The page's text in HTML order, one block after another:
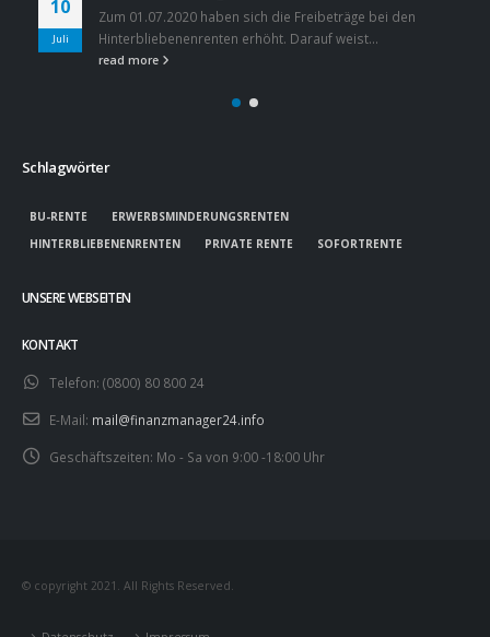
10
Juli
Zum 01.07.2020 haben sich die Freibeträge bei den
Hinterbliebenenrenten erhöht. Darauf weist...
read more
Schlagwörter
BU-RENTE
ERWERBSMINDERUNGSRENTEN
HINTERBLIEBENENRENTEN
PRIVATE RENTE SOFORTRENTE
UNSERE WEBSEITEN
KONTAKT
Telefon: (0800) 80 800 24
E-Mail: mail@finanzmanager24.info
Geschäftszeiten: Mo - Sa von 9:00 -18:00 Uhr
© copyright 2021. All Rights Reserved.